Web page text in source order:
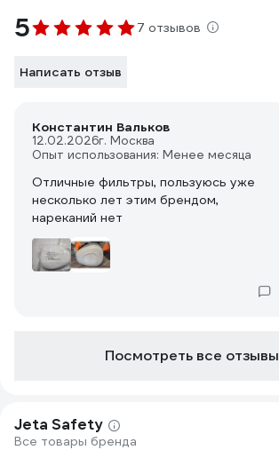
5 7 отзывов
Написать отзыв
Константин Вальков
12.02.2026г. Москва
Опыт использования: Менее месяца
Отличные фильтры, пользуюсь уже
несколько лет этим брендом,
нареканий нет
Посмотреть все отзывы
Jeta Safety
Все товары бренда